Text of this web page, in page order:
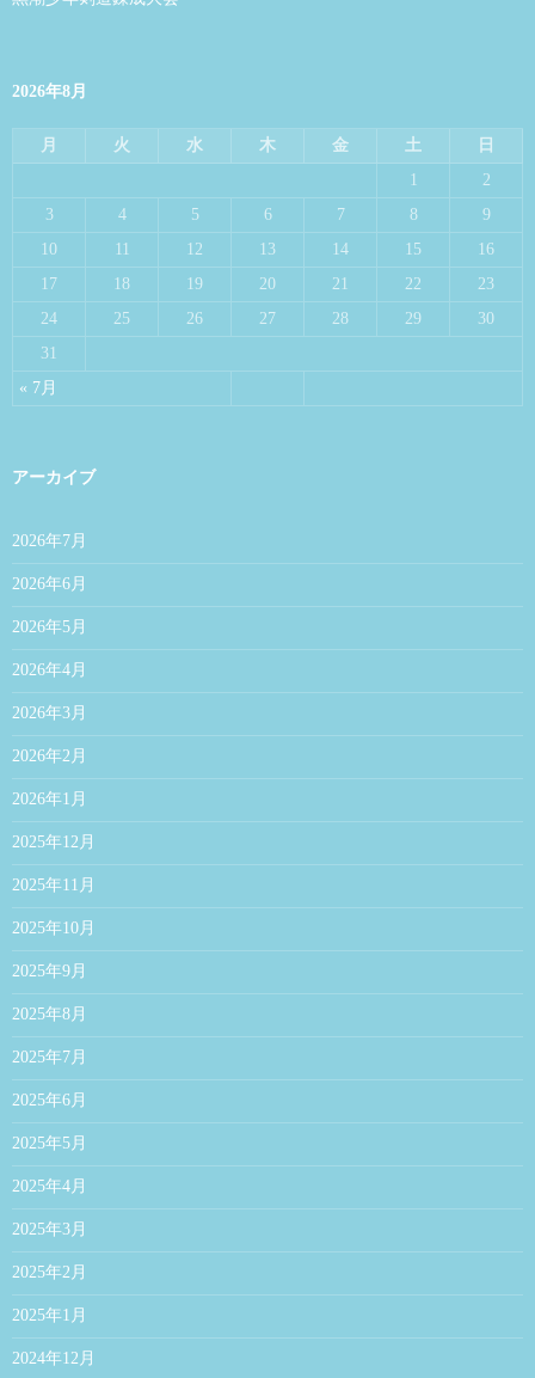
2026年8月
月 火 水 木 金 土 日
« 7月
1
2
3
4 5 6 7 8
9
10
11 12 13 14 15
16
17
18 19 20 21 22
23
24
25 26 27 28 29
30
31
アーカイブ
2026年7月
2026年6月
2026年5月
2026年4月
2026年3月
2026年2月
2026年1月
2025年12月
2025年11月
2025年10月
2025年9月
2025年8月
2025年7月
2025年6月
2025年5月
2025年4月
2025年3月
2025年2月
2025年1月
2024年12月